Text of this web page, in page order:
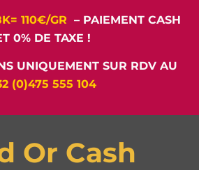
110€/GR – PAIEMENT CASH
0% DE TAXE !
UNIQUEMENT SUR RDV AU
(0)475 555 104
Or Cash